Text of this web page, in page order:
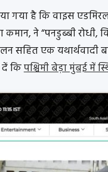
गया है कि वाइस
कमान, ने “पनडुब्बी
सहित एक यथार्थवादी
दें किपश्चिमी बेड़ा मुंबई में